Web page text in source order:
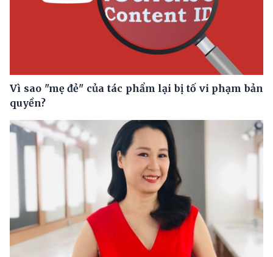
Vì sao "mẹ đẻ" của tác phẩm lại bị tố vi phạm bản
quyền?